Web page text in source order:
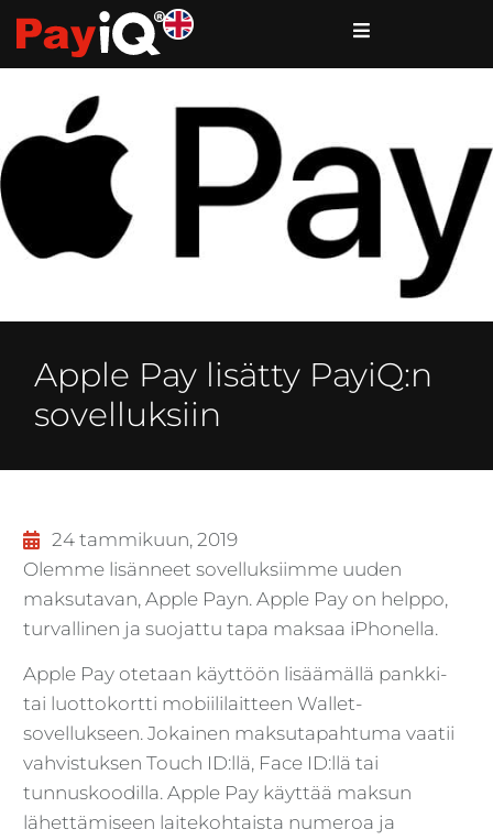
Apple Pay lisätty PayiQ:n
sovelluksiin
24 tammikuun, 2019
Olemme lisänneet sovelluksiimme uuden
maksutavan, Apple Payn. Apple Pay on helppo,
turvallinen ja suojattu tapa maksaa iPhonella.
Apple Pay otetaan käyttöön lisäämällä pankki-
tai luottokortti mobiililaitteen Wallet-
sovellukseen. Jokainen maksutapahtuma vaatii
vahvistuksen Touch ID:llä, Face ID:llä tai
tunnuskoodilla. Apple Pay käyttää maksun
lähettämiseen laitekohtaista numeroa ja